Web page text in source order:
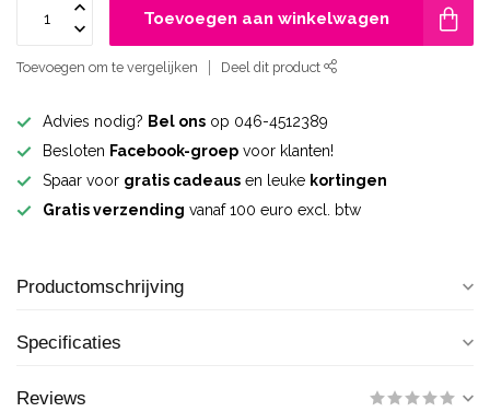
Toevoegen aan winkelwagen
Toevoegen om te vergelijken Deel dit product
Advies nodig? Bel ons op 046-4512389
Besloten Facebook-groep voor klanten!
Spaar voor gratis cadeaus en leuke kortingen
Gratis verzending vanaf 100 euro excl. btw
Productomschrijving
Specificaties
Reviews